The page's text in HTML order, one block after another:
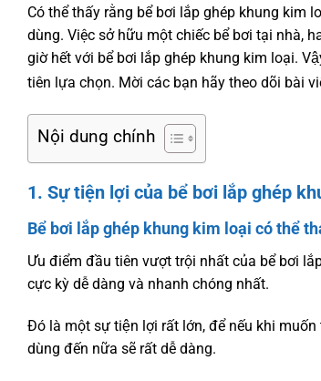
Có thể thấy rằng bể bơi lắp ghép khung kim
dùng. Việc sở hữu một chiếc bể bơi tại nhà,
giờ hết với bể bơi lắp ghép khung kim loại.
tiên lựa chọn. Mời các bạn hãy theo dõi bài
Nội dung chính
1. Sự tiện lợi của bể bơi lắp ghép
Bể bơi lắp ghép khung kim loại có thể
Ưu điểm đầu tiên vượt trội nhất của bể bơi
cực kỳ dễ dàng và nhanh chóng nhất.
Đó là một sự tiện lợi rất lớn, để nếu khi
dùng đến nữa sẽ rất dễ dàng.